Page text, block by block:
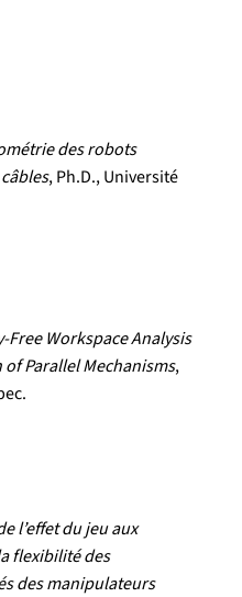
des robots
, Ph.D., Université
Free Workspace Analysis
Parallel Mechanisms,
l’effet du jeu aux
flexibilité des
des manipulateurs